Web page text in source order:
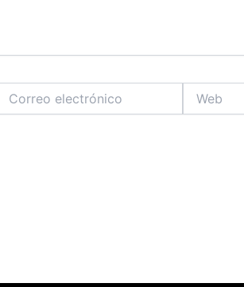
electrónico